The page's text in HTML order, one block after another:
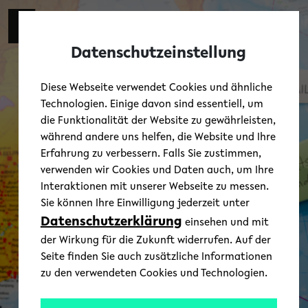
Skip to main content
Datenschutzeinstellung
Diese Webseite verwendet Cookies und ähnliche
Technologien. Einige davon sind essentiell, um
die Funktionalität der Website zu gewährleisten,
während andere uns helfen, die Website und Ihre
Erfahrung zu verbessern. Falls Sie zustimmen,
verwenden wir Cookies und Daten auch, um Ihre
Interaktionen mit unserer Webseite zu messen.
Sie können Ihre Einwilligung jederzeit unter
Datenschutzerklärung einsehen und mit
der Wirkung für die Zukunft widerrufen. Auf der
Seite finden Sie auch zusätzliche Informationen
zu den verwendeten Cookies und Technologien.